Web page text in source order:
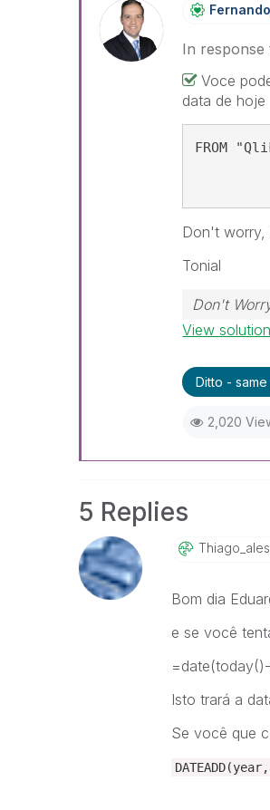
In
Voce
data de hoje
FROM
Don't worry,
Tonial
Don't
View
Ditto -
2,020
5 Replies
Bom dia
e se você
Isto trará a
Se você que
DATEADD(year,